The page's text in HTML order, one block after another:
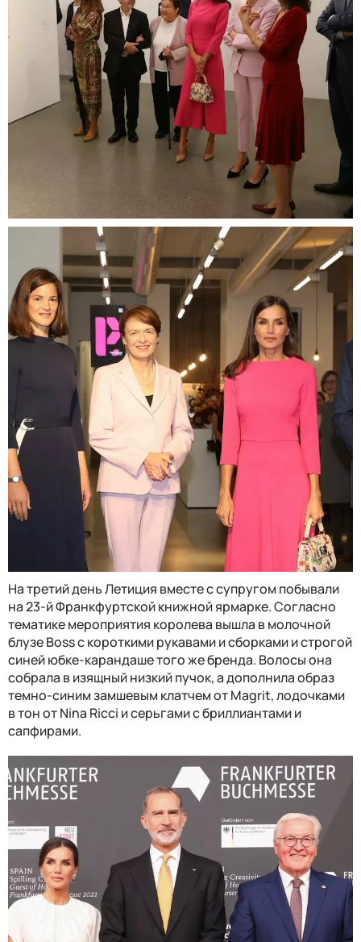
На третий день Летиция вместе с супругом побывали
на 23-й Франкфуртской книжной ярмарке. Согласно
тематике мероприятия королева вышла в молочной
блузе Boss с короткими рукавами и сборками и строгой
синей юбке-карандаше того же бренда. Волосы она
собрала в изящный низкий пучок, а дополнила образ
темно-синим замшевым клатчем от Magrit, лодочками
в тон от Nina Ricci и серьгами с бриллиантами и
сапфирами.